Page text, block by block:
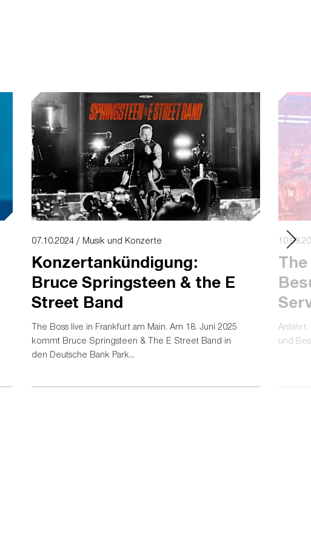
07.10.2024 / Musik und Konzerte
Konzertankündigung:
Bruce Springsteen & the E
Street Band
The Boss live in Frankfurt am Main. Am 18. Juni 2025
kommt Bruce Springsteen & The E Street Band in
den Deutsche Bank Park...
und